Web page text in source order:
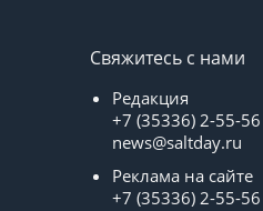
Свяжитесь с нами
Редакция
+7 (35336) 2-55-56
news@saltday.ru
Реклама на сайте
+7 (35336) 2-55-56